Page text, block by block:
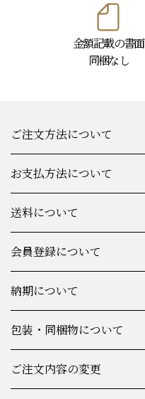
金額記載の書面
同梱なし
ご注文方法について
お支払方法について
送料について
会員登録について
納期について
包装・同梱物について
ご注文内容の変更